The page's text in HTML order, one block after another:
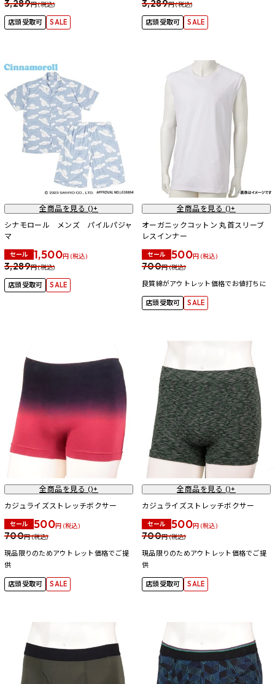
3,289円 (税込)
店頭受取可 SALE
3,289円 (税込)
店頭受取可 SALE
全商品を見る ()+
シナモロール メンズ パイルパジャ
マ
セール 1,500円 (税込)
3,289円 (税込)
店頭受取可 SALE
全商品を見る ()+
オーガニックコットン 丸首スリーブ
レスインナー
セール 500円 (税込)
700円 (税込)
良質綿がアウトレット価格でお値打ちに
店頭受取可 SALE
全商品を見る ()+
カジュライズストレッチボクサー
セール 500円 (税込)
700円 (税込)
現品限りのためアウトレット価格でご提
供
店頭受取可 SALE
全商品を見る ()+
カジュライズストレッチボクサー
セール 500円 (税込)
700円 (税込)
現品限りのためアウトレット価格でご提
供
店頭受取可 SALE